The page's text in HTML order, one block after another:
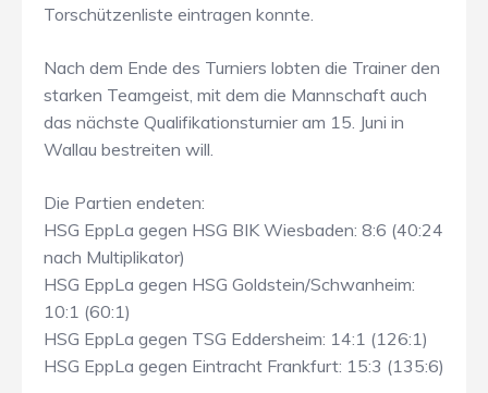
Torschützenliste eintragen konnte.
Nach dem Ende des Turniers lobten die Trainer den
starken Teamgeist, mit dem die Mannschaft auch
das nächste Qualifikationsturnier am 15. Juni in
Wallau bestreiten will.
Die Partien endeten:
HSG EppLa gegen HSG BIK Wiesbaden: 8:6 (40:24
nach Multiplikator)
HSG EppLa gegen HSG Goldstein/Schwanheim:
10:1 (60:1)
HSG EppLa gegen TSG Eddersheim: 14:1 (126:1)
HSG EppLa gegen Eintracht Frankfurt: 15:3 (135:6)